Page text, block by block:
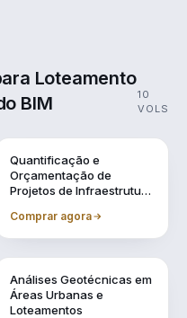
Loteamento
BIM
10
VOLS
Quantificação e
Orçamentação de
Projetos de Infraestrutura
Comprar agora
Vol. 3
Análises Geotécnicas em
Áreas Urbanas e
Loteamentos